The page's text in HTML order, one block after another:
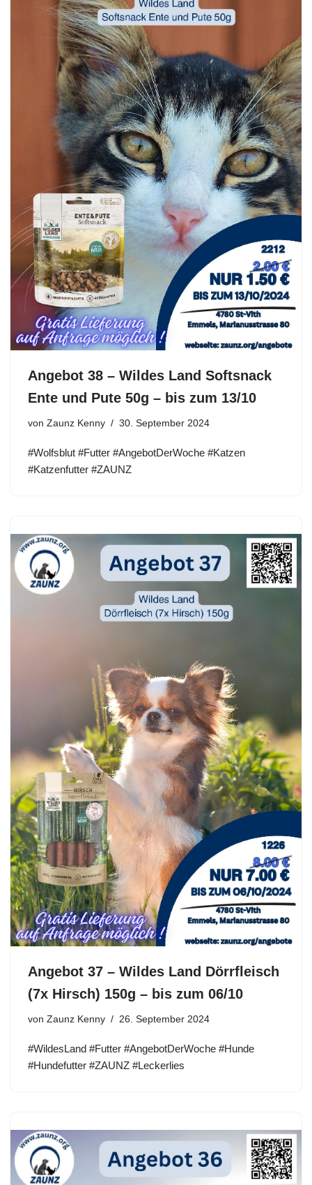
Angebot 38 – Wildes Land Softsnack
Ente und Pute 50g – bis zum 13/10
von Zaunz Kenny 30. September 2024
#Wolfsblut #Futter #AngebotDerWoche #Katzen
#Katzenfutter #ZAUNZ
Angebot 37 – Wildes Land Dörrfleisch
(7x Hirsch) 150g – bis zum 06/10
von Zaunz Kenny 26. September 2024
#WildesLand #Futter #AngebotDerWoche #Hunde
#Hundefutter #ZAUNZ #Leckerlies